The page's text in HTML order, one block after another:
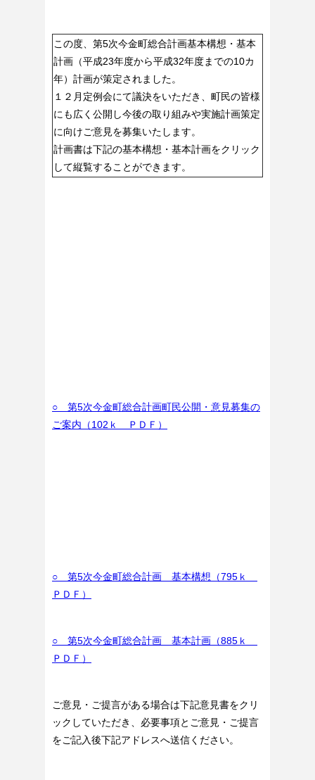
この度、第5次今金町総合計画基本構想・基本
計画（平成23年度から平成32年度までの10カ
年）計画が策定されました。
１２月定例会にて議決をいただき、町民の皆様
にも広く公開し今後の取り組みや実施計画策定
に向けご意見を募集いたします。
計画書は下記の基本構想・基本計画をクリック
して縦覧することができます。
○ 第5次今金町総合計画町民公開・意見募集の
ご案内（102ｋ ＰＤＦ）
○ 第5次今金町総合計画 基本構想（795ｋ
ＰＤＦ）
○ 第5次今金町総合計画 基本計画（885ｋ
ＰＤＦ）
ご意見・ご提言がある場合は下記意見書をクリ
ックしていただき、必要事項とご意見・ご提言
をご記入後下記アドレスへ送信ください。